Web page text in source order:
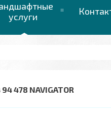
услуги
478 NAVIGATOR